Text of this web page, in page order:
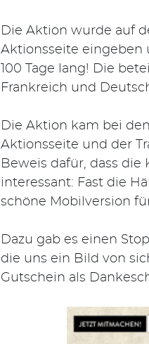
Die Aktion wurde auf
Aktionsseite eingeben
100 Tage lang! Die
Frankreich und
Die Aktion kam bei
Aktionsseite und der
Beweis dafür, dass
interessant: Fast die
schöne Mobilversion
Dazu gab es einen
die uns ein Bild von
Gutschein als